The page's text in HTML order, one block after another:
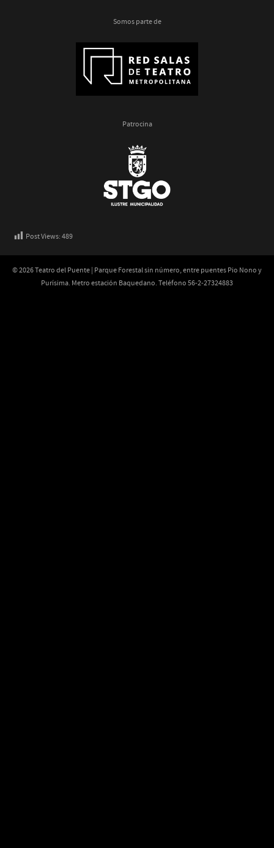
Somos parte de
Patrocina
Post Views:489
© 2026 Teatro del Puente | Parque Forestal sin número, entre puentes Pio Nono y
Purísima. Metro estación Baquedano. Teléfono 56-2-27324883